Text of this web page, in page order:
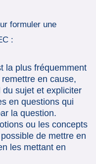
formuler une
:
la plus fréquemment
en cause,
du sujet et expliciter
en questions qui
la question.
ou les concepts
de mettre en
les mettant en